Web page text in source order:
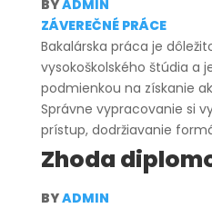
BYADMIN
ZÁVEREČNÉ PRÁCE
Bakalárska práca je
vysokoškolského štúdia a
podmienkou na získanie
Správne vypracovanie si
prístup, dodržiavanie
Zhoda
BYADMIN